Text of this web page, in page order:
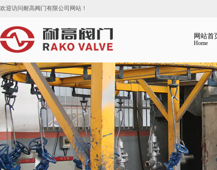
欢迎访问耐高阀门有限公司网站！
网站首
Home